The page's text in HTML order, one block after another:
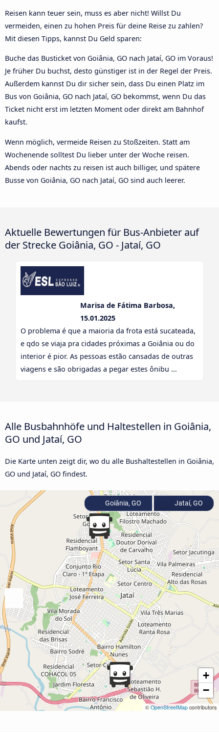
Reisen kann teuer sein, muss es aber nicht! Willst Du
vermeiden, einen zu hohen Preis für deine Reise zu zahlen?
Mit diesen Tipps, kannst Du Geld sparen:
Buche das Busticket von Goiânia, GO nach Jataí, GO im Voraus!
Je früher Du buchst, desto günstiger ist in der Regel der Preis.
Außerdem kannst Du dir sicher sein, dass Du einen Platz im
Bus von Goiânia, GO nach Jataí, GO bekommst, wenn Du das
Ticket nicht erst im letzten Moment oder direkt am Bahnhof
kaufst.
Wenn möglich, vermeide Reisen zu Stoßzeiten. Statt am
Wochenende solltest Du lieber unter der Woche reisen.
Abends oder nachts zu reisen ist auch billiger, und spätere
Busse von Goiânia, GO nach Jataí, GO sind auch leerer.
Aktuelle Bewertungen für Bus-Anbieter auf
der Strecke Goiânia, GO - Jataí, GO
Marisa de Fátima Barbosa,
15.01.2025
O problema é que a maioria da frota está sucateada,
e qdo se viaja pra cidades próximas a Goiânia ou do
interior é pior. As pessoas estão cansadas de outras
viagens e são obrigadas a pegar estes ônibu ...
Alle Busbahnhöfe und Haltestellen in Goiânia,
GO und Jataí, GO
Die Karte unten zeigt dir, wo du alle Bushaltestellen in Goiânia,
GO und Jataí, GO findest.
+
−
©OpenStreetMap contributors
Goiânia, GO Jataí, GO